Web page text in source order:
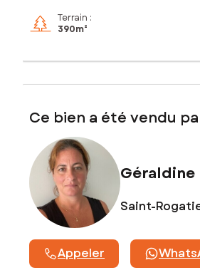
Terrain :
390m²
Ce bien a été vendu
Géraldine
Saint-
Appeler